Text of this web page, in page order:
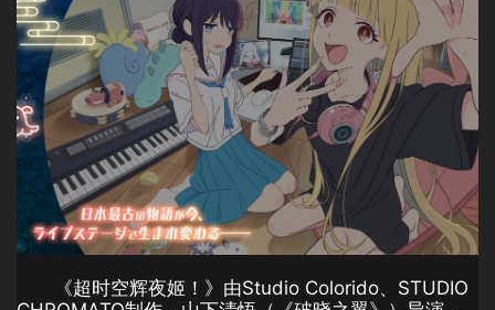
《超时空辉夜姬！》由Studio Colorido、STUDIO